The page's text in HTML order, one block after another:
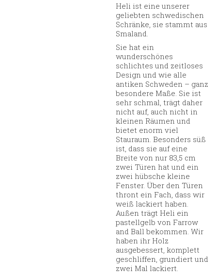
Heli ist eine unserer
geliebten schwedischen
Schränke, sie stammt aus
Smaland.
Sie hat ein
wunderschönes
schlichtes und zeitloses
Design und wie alle
antiken Schweden – ganz
besondere Maße. Sie ist
sehr schmal, trägt daher
nicht auf, auch nicht in
kleinen Räumen und
bietet enorm viel
Stauraum. Besonders süß
ist, dass sie auf eine
Breite von nur 83,5 cm
zwei Türen hat und ein
zwei hübsche kleine
Fenster. Über den Türen
thront ein Fach, dass wir
weiß lackiert haben.
Außen trägt Heli ein
pastellgelb von Farrow
and Ball bekommen. Wir
haben ihr Holz
ausgebessert, komplett
geschliffen, grundiert und
zwei Mal lackiert.